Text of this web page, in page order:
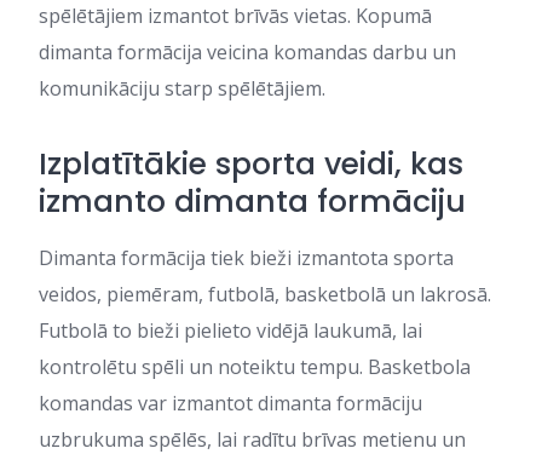
spēlētājiem izmantot brīvās vietas. Kopumā
dimanta formācija veicina komandas darbu un
komunikāciju starp spēlētājiem.
Izplatītākie sporta veidi, kas
izmanto dimanta formāciju
Dimanta formācija tiek bieži izmantota sporta
veidos, piemēram, futbolā, basketbolā un lakrosā.
Futbolā to bieži pielieto vidējā laukumā, lai
kontrolētu spēli un noteiktu tempu. Basketbola
komandas var izmantot dimanta formāciju
uzbrukuma spēlēs, lai radītu brīvas metienu un